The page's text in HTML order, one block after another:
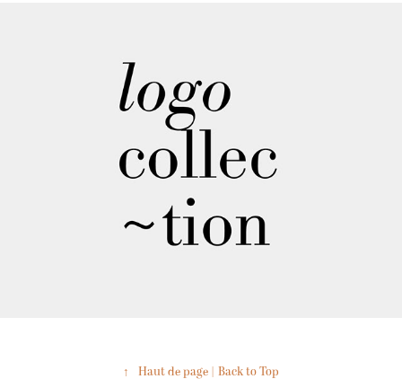
↑ Haut de page | Back to Top